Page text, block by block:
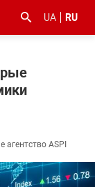
UA RU
агентство ASPI